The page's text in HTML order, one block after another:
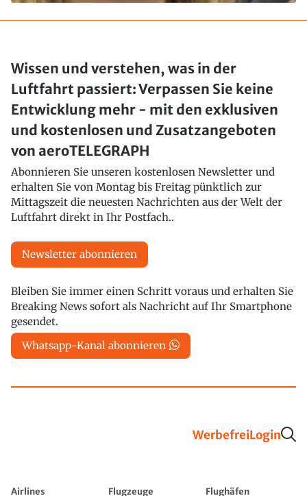
Wissen und verstehen, was in der
Luftfahrt passiert: Verpassen Sie keine
Entwicklung mehr - mit den exklusiven
und kostenlosen und Zusatzangeboten
von aeroTELEGRAPH
Abonnieren Sie unseren kostenlosen Newsletter und
erhalten Sie von Montag bis Freitag pünktlich zur
Mittagszeit die neuesten Nachrichten aus der Welt der
Luftfahrt direkt in Ihr Postfach..
Newsletter abonnieren
Bleiben Sie immer einen Schritt voraus und erhalten Sie
Breaking News sofort als Nachricht auf Ihr Smartphone
gesendet.
Whatsapp-Kanal abonnieren
WerbefreiLogin
Airlines Flugzeuge
Flughäfen